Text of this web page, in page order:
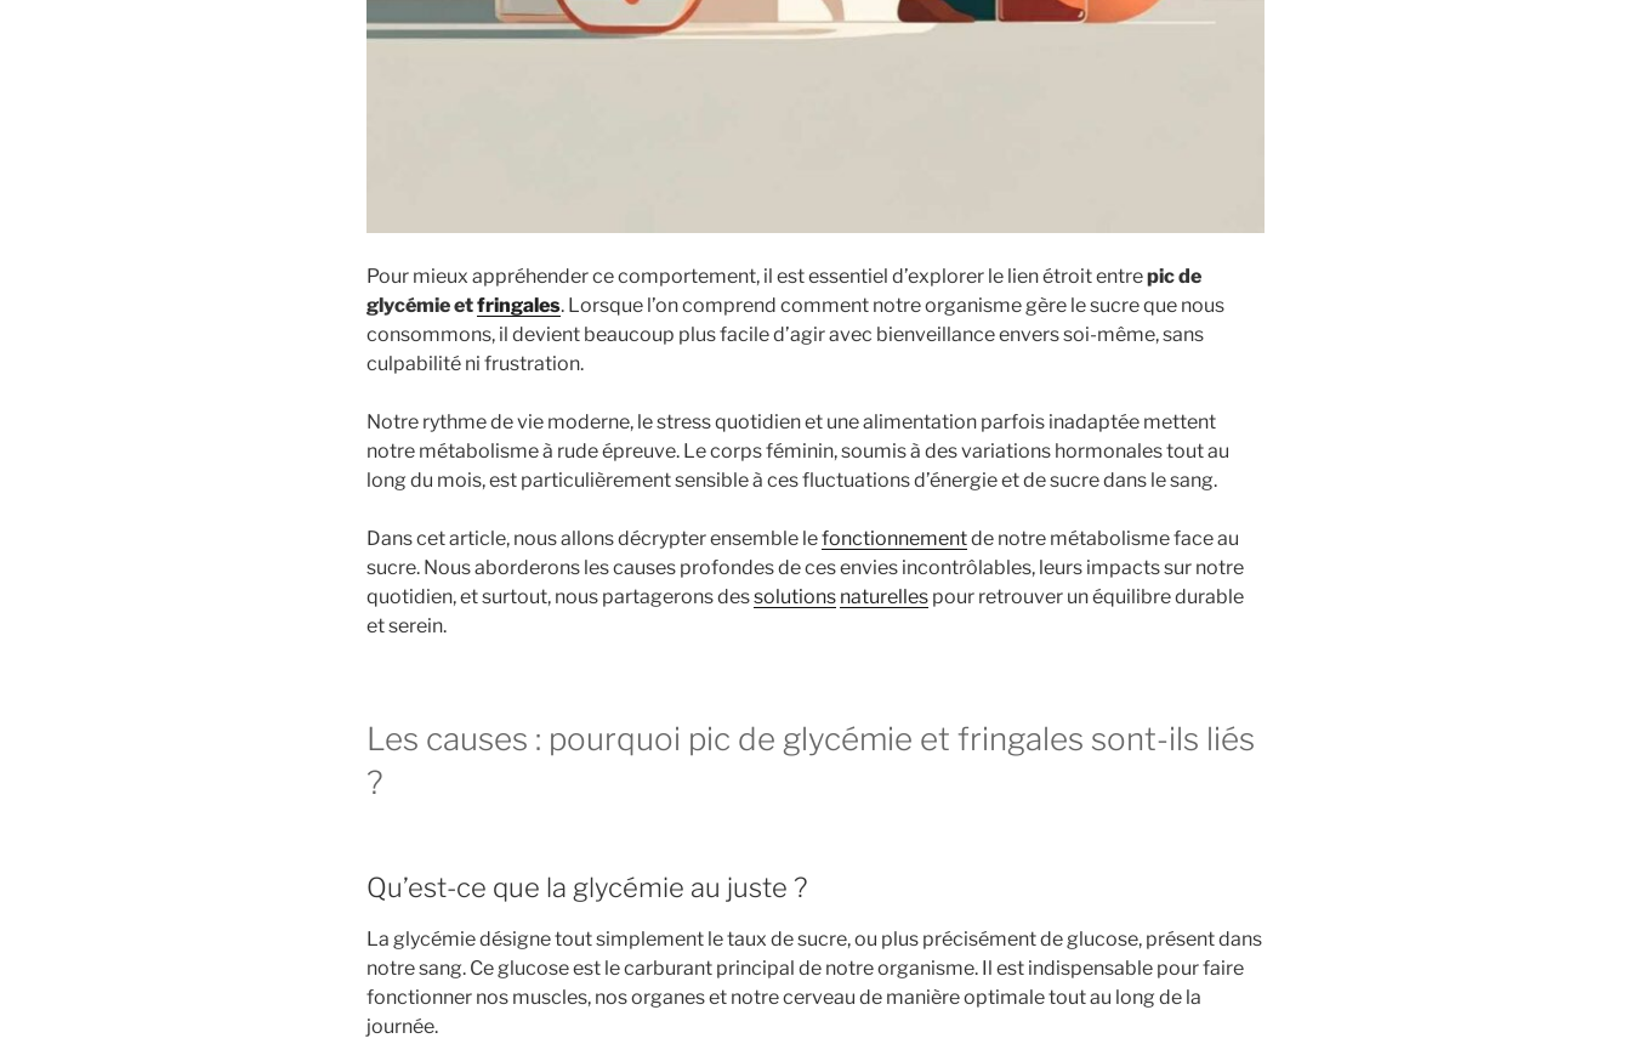
Pour mieux appréhender ce comportement, il est essentiel d’explorer le lien étroit entrepic de
glycémie etfringales. Lorsque l’on comprend comment notre organisme gère le sucre que nous
consommons, il devient beaucoup plus facile d’agir avec bienveillance envers soi-même, sans
culpabilité ni frustration.
Notre rythme de vie moderne, le stress quotidien et une alimentation parfois inadaptée mettent
notre métabolisme à rude épreuve. Le corps féminin, soumis à des variations hormonales tout au
long du mois, est particulièrement sensible à ces fluctuations d’énergie et de sucre dans le sang.
Dans cet article, nous allons décrypter ensemble lefonctionnementde notre métabolisme face au
sucre. Nous aborderons les causes profondes de ces envies incontrôlables, leurs impacts sur notre
quotidien, et surtout, nous partagerons dessolutions naturelles pour retrouver un équilibre durable
et serein.
Les causes : pourquoi pic de glycémie et fringales sont-ils liés
?
Qu’est-ce que la glycémie au juste ?
La glycémie désigne tout simplement le taux de sucre, ou plus précisément de glucose, présent dans
notre sang. Ce glucose est le carburant principal de notre organisme. Il est indispensable pour faire
fonctionner nos muscles, nos organes et notre cerveau de manière optimale tout au long de la
journée.